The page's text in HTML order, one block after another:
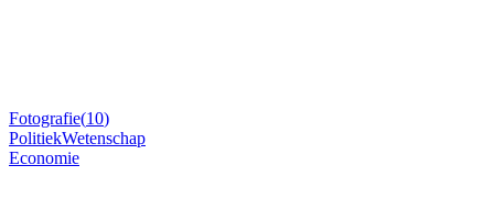
Fotografie(10)
PolitiekWetenschap
Economie